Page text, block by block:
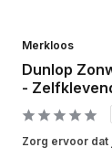
Merkloos
Dunlop
-
Zorg ervoor dat